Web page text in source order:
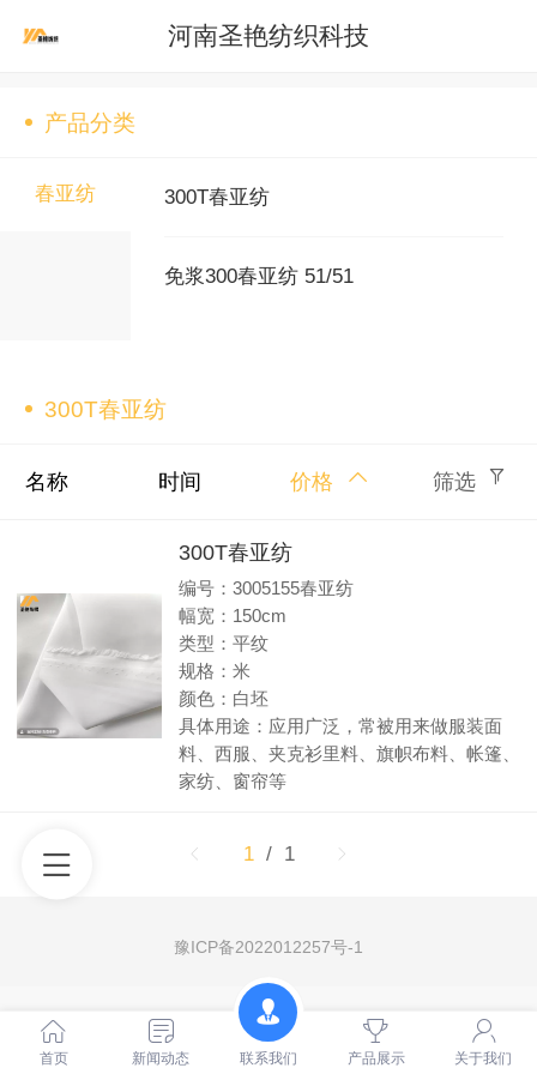
河南圣艳纺织科技
产品分类
春亚纺 300T春亚纺
免浆300春亚纺 51/51
300T春亚纺
名称 时间 价格 筛选
300T春亚纺
编号：3005155春亚纺
幅宽：150cm
类型：平纹
规格：米
颜色：白坯
具体用途：应用广泛，常被用来做服装面
料、西服、夹克衫里料、旗帜布料、帐篷、
家纺、窗帘等
1 / 1
豫ICP备2022012257号-1
首页 新闻动态 联系我们 产品展示 关于我们